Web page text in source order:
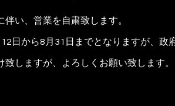
伴い、営業を自粛致します。
日から8月31日までとなりますが、
致しますが、よろしくお願い致します。